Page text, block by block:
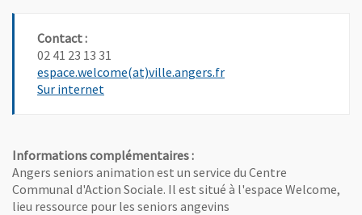
Contact :
02 41 23 13 31
espace.welcome(at)ville.angers.fr, Ouvre une nouvelle
Sur internet
Informations complémentaires :
Angers seniors animation est un service du Centre
Communal d'Action Sociale. Il est situé à l'espace Welcome,
lieu ressource pour les seniors angevins